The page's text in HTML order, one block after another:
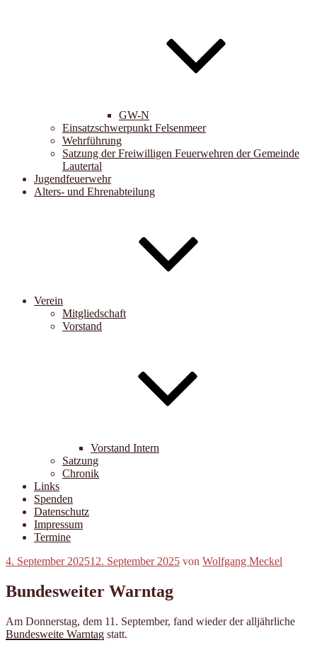
GW-N
Einsatzschwerpunkt Felsenmeer
Wehrführung
Satzung der Freiwilligen Feuerwehren der Gemeinde
Lautertal
Jugendfeuerwehr
Alters- und Ehrenabteilung
Verein
Mitgliedschaft
Vorstand
Vorstand Intern
Satzung
Chronik
Links
Spenden
Datenschutz
Impressum
Termine
Veröffentlicht
4. September 202512. September 2025 von Wolfgang Meckel
Bundesweiter Warntag
Am Donnerstag, dem 11. September, fand wieder der alljährliche
Bundesweite Warntag statt.